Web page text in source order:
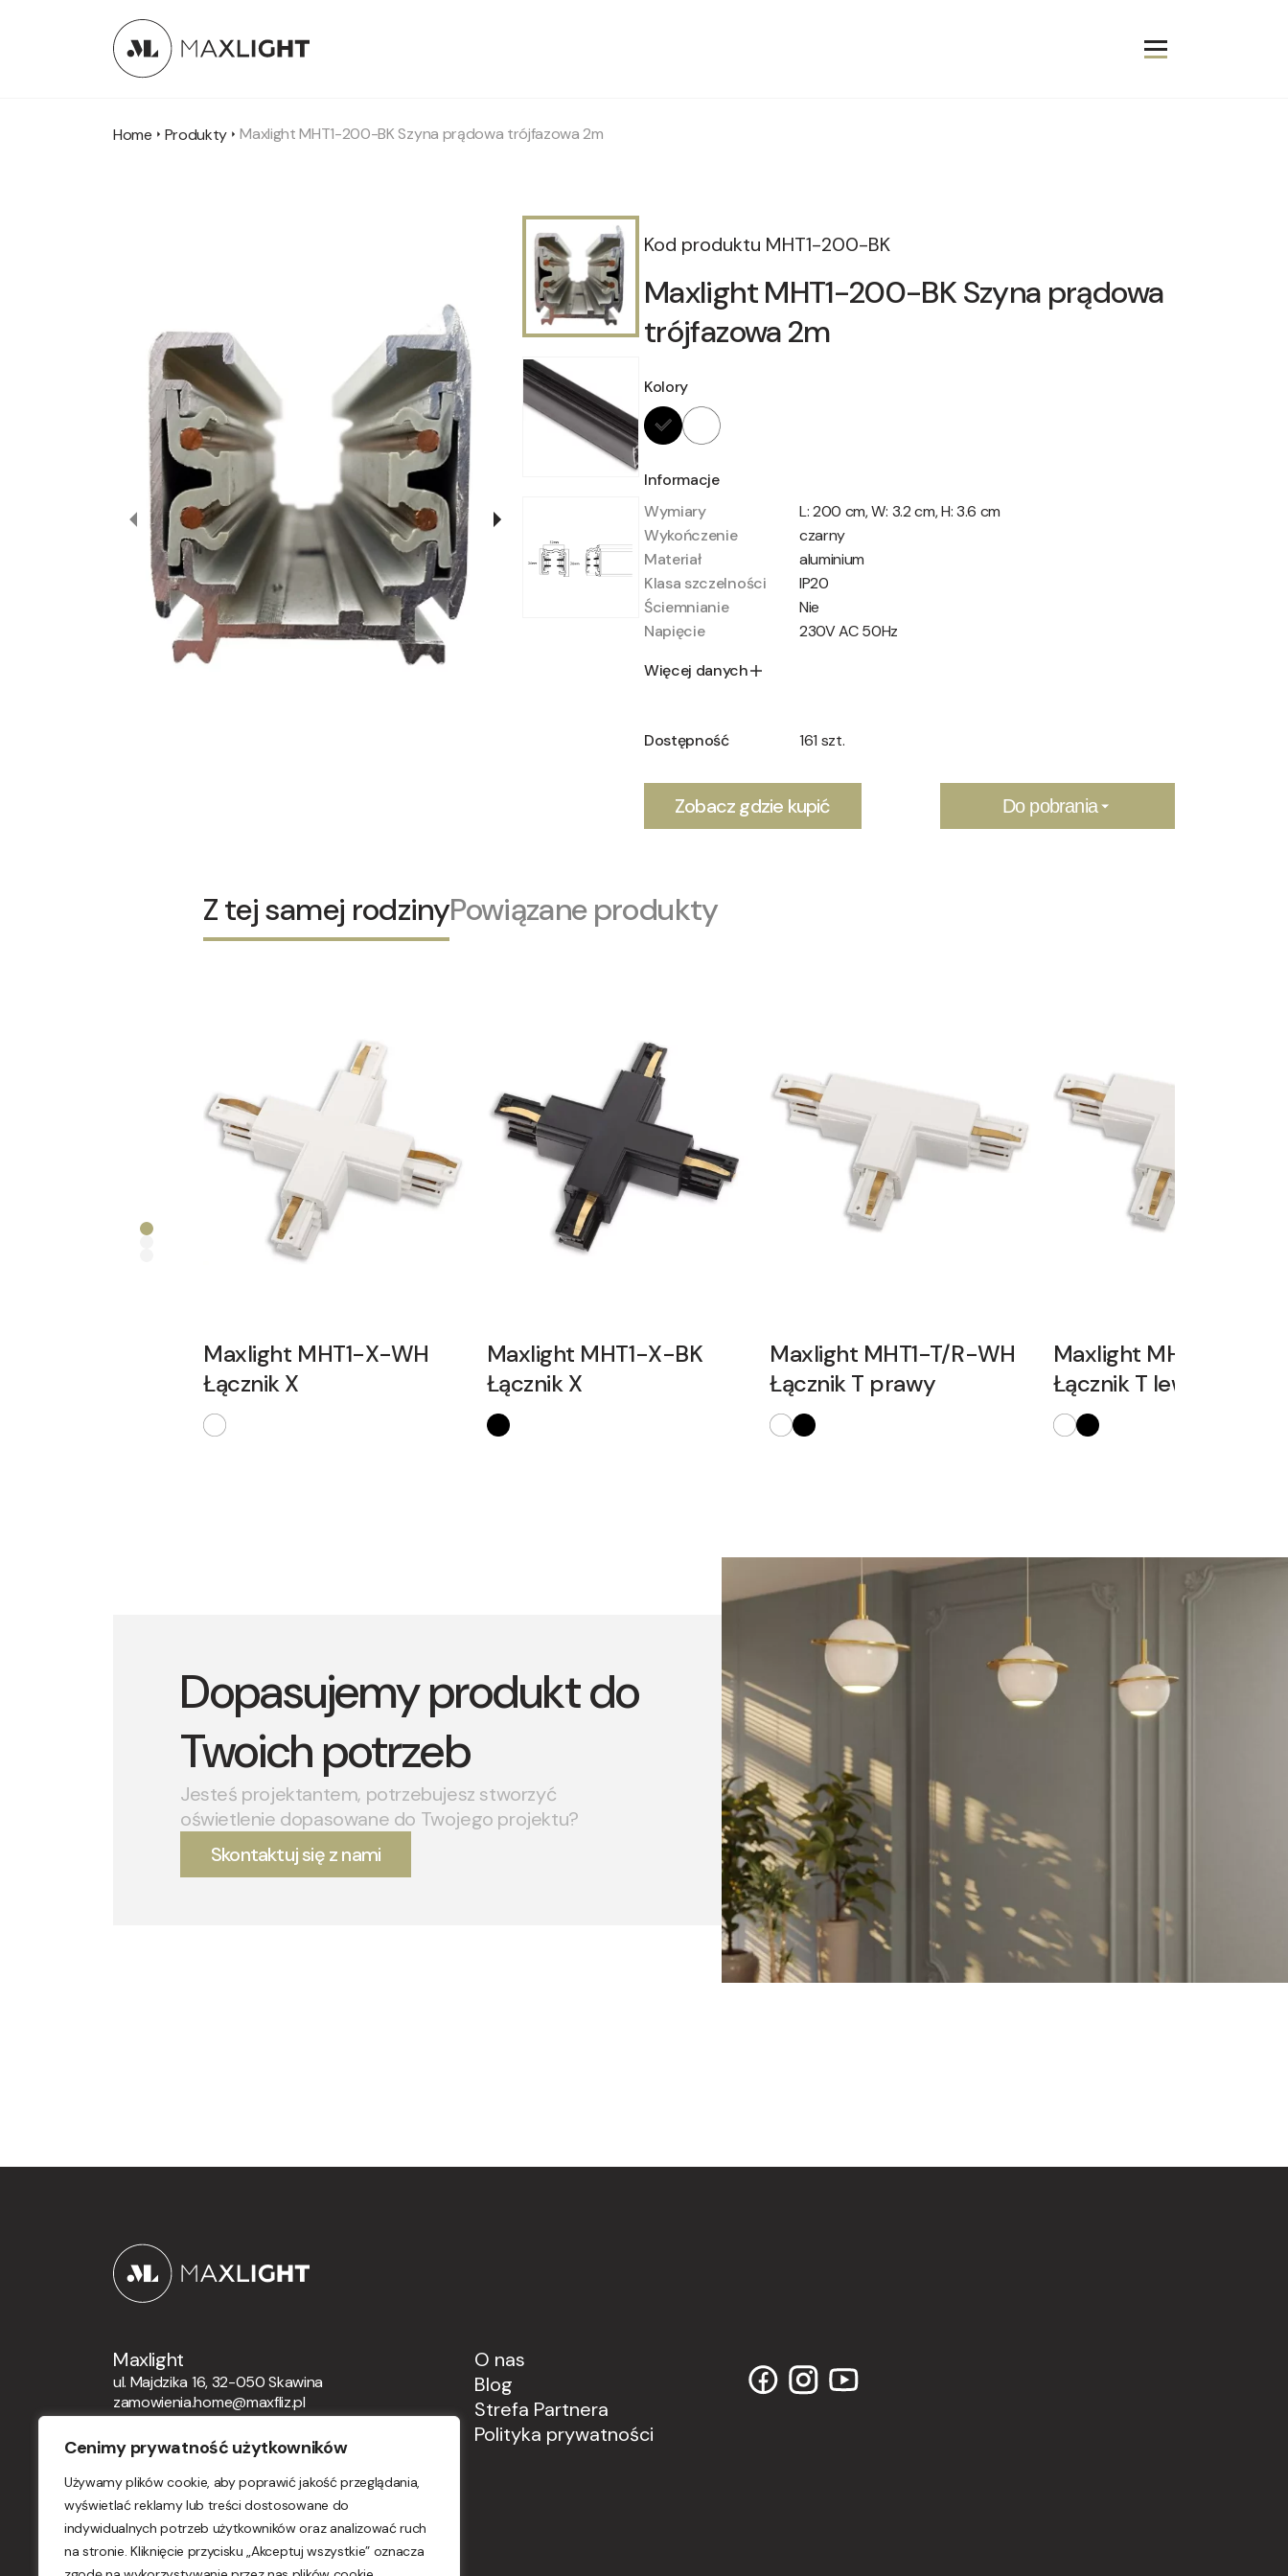
Cenimy prywatność użytkowników
Używamy plików cookie, aby poprawić jakość przeglądania,
wyświetlać reklamy lub treści dostosowane do
indywidualnych potrzeb użytkowników oraz analizować ruch
na stronie. Kliknięcie przycisku „Akceptuj wszystkie” oznacza
Home Produkty Maxlight MHT1-200-BK Szyna prądowa trójfazowa 2m
Kod produktu MHT1-200-BK
Maxlight MHT1-200-BK Szyna prądowa
trójfazowa 2m
Kolory
Informacje
Wymiary
L: 200 cm, W: 3.2 cm, H: 3.6 cm
Wykończenie
czarny
Materiał
aluminium
Klasa szczelności
IP20
Ściemnianie
Nie
Napięcie
230V AC 50Hz
Więcej danych
Dostępność 161 szt.
Zobacz gdzie kupić Do pobrania
Z tej samej rodzinyPowiązane produkty
Maxlight MHT1-X-WH
Łącznik X
Maxlight MHT1-X-BK
Łącznik X
Maxlight MHT1-T/R-WH
Łącznik T prawy
Maxlight MHT1-T/L-
Łącznik T lewy
Dopasujemy produkt do
Twoich potrzeb
Jesteś projektantem, potrzebujesz stworzyć
oświetlenie dopasowane do Twojego projektu?
Skontaktuj się z nami
Maxlight
ul. Majdzika 16, 32-050 Skawina
zamowienia.home@maxfliz.pl
+48 12 21 12 164
orders.maxlight@maxfliz.pl
O nas
Blog
Strefa Partnera
Polityka prywatności